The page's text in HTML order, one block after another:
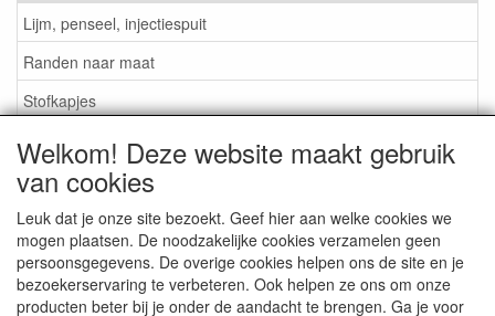
Lijm, penseel, injectiespuit
Randen naar maat
Stofkapjes
Informatie
Foam of rubber randen?
Belangrijk bij bestellen
Welkom! Deze website maakt gebruik
van cookies
Leuk dat je onze site bezoekt. Geef hier aan welke cookies we
mogen plaatsen. De noodzakelijke cookies verzamelen geen
persoonsgegevens. De overige cookies helpen ons de site en je
bezoekerservaring te verbeteren. Ook helpen ze ons om onze
producten beter bij je onder de aandacht te brengen. Ga je voor